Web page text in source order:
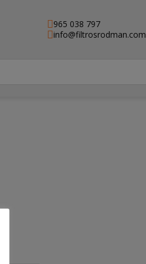
965 038 797
info@filtrosrodman.com